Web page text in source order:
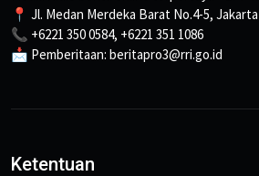
📍 Jl. Medan Merdeka Barat No.4-5,
📞 +6221 350 0584, +6221 351 1086
📩 Pemberitaan: beritapro3@rri.go.id
Ketentuan